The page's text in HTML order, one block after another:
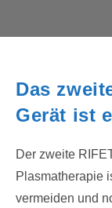
Das
Gerät ist
Der zweite
Plasmatherapie
vermeiden und